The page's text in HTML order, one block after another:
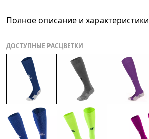
Полное описание и характеристики
ДОСТУПНЫЕ РАСЦВЕТКИ